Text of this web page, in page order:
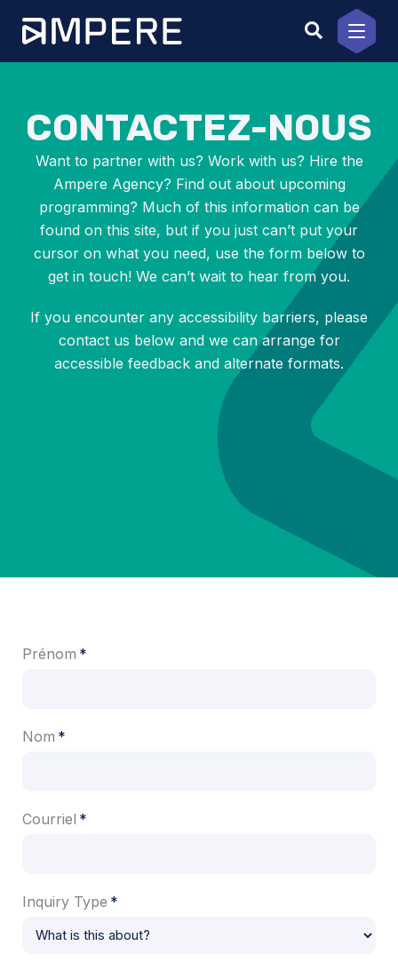
contenu
CONTACTEZ-NOUS
Want to partner with us? Work with us? Hire the
Ampere Agency? Find out about upcoming
programming? Much of this information can be
found on this site, but if you just can’t put your
cursor on what you need, use the form below to
get in touch! We can’t wait to hear from you.
If you encounter any accessibility barriers, please
contact us below and we can arrange for
accessible feedback and alternate formats.
Prénom
Nom
Courriel
Inquiry Type